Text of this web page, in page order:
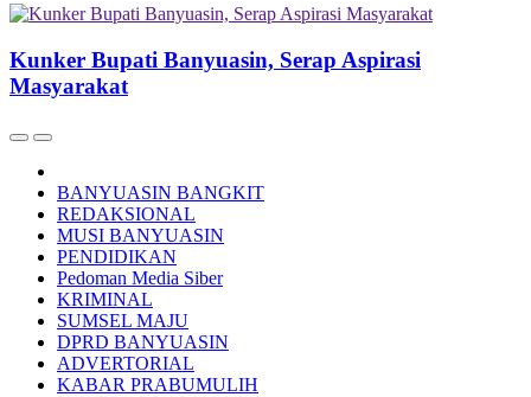
Kunker Bupati Banyuasin, Serap Aspirasi
Masyarakat
BANYUASIN BANGKIT
REDAKSIONAL
MUSI BANYUASIN
PENDIDIKAN
Pedoman Media Siber
KRIMINAL
SUMSEL MAJU
DPRD BANYUASIN
ADVERTORIAL
KABAR PRABUMULIH